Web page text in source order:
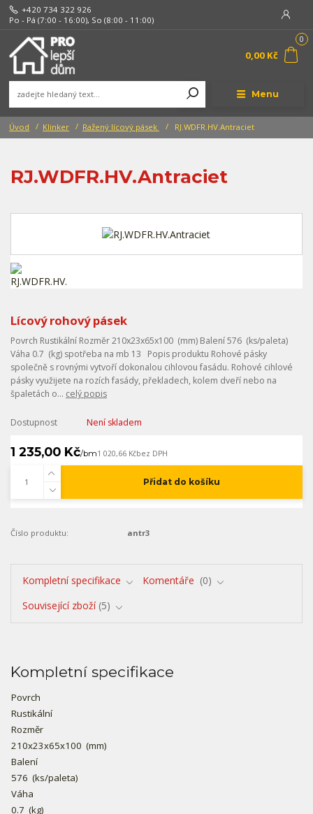
Menu
+420 734 322 926
Po - Pá (7:00 - 16:00), So (8:00 - 11:00)
0
0,00 Kč
Úvod Klinker Ražený lícový pásek RJ.WDFR.HV.Antraciet
RJ.WDFR.HV.Antraciet
Lícový rohový pásek
Povrch Rustikální Rozměr 210x23x65x100 (mm) Balení 576 (ks/paleta)
Váha 0.7 (kg) spotřeba na mb 13 Popis produktu Rohové pásky
společně s rovnými vytvoří dokonalou cihlovou fasádu. Rohové cihlové
pásky využijete na rozích fasády, překladech, kolem dveří nebo na
špaletách o... celý popis
Dostupnost Není skladem
1 235,00 Kč/bm1 020,66 Kčbez DPH
Přidat do košíku
Číslo produktu: antr3
Kompletní specifikace Komentáře
0
Související zboží 5
Kompletní specifikace
Povrch
Rustikální
Rozměr
210x23x65x100 (mm)
Balení
576 (ks/paleta)
Váha
0.7 (kg)